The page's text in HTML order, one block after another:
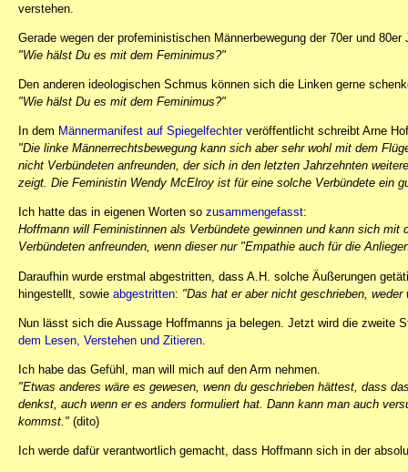
verstehen.
Gerade wegen der profeministischen Männerbewegung der 70er und
"Wie hälst Du es mit dem Feminimus?"
Den anderen ideologischen Schmus können sich die Linken gerne
"Wie hälst Du es mit dem Feminimus?"
In dem Männermanifest auf Spiegelfechterveröffentlicht schreibt Arne
"Die linke Männerrechtsbewegung kann sich aber sehr wohl mit dem
nicht Verbündeten anfreunden, der sich in den letzten Jahrzehnten
zeigt. Die Feministin Wendy McElroy ist für eine solche Verbündete ein
Ich hatte das in eigenen Worten so zusammengefasst:
Hoffmann will Feministinnen als Verbündete gewinnen und kann sich
Verbündeten anfreunden, wenn dieser nur "Empathie auch für die
Daraufhin wurde erstmal abgestritten, dass A.H. solche Äußerungen
hingestellt, sowie abgestritten: "Das hat er aber nicht geschrieben,
Nun lässt sich die Aussage Hoffmanns ja belegen. Jetzt wird die zweite
dem Lesen, Verstehen und Zitieren
Ich habe das Gefühl, man will mich auf den Arm nehmen.
"Etwas anderes wäre es gewesen, wenn du geschrieben hättest, dass
denkst, auch wenn er es anders formuliert hat. Dann kann man auch
kommst." (dito)
Ich werde dafür verantwortlich gemacht, dass Hoffmann sich in der